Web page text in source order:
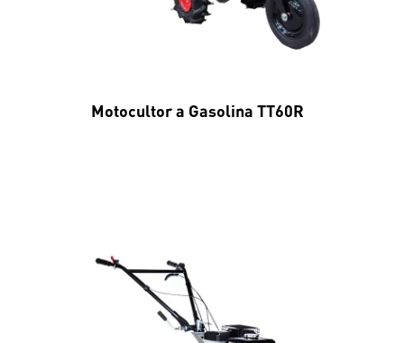
Motocultor a Gasolina TT60R